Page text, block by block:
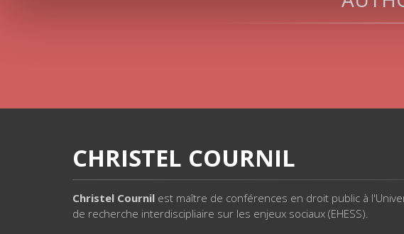
CHRISTEL COURNIL
Christel Cournil est maître de conférences en droit public à
de recherche interdiscipliaire sur les enjeux sociaux (EHESS).